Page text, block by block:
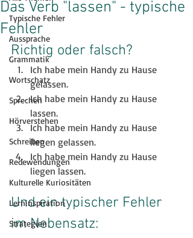
Typische Fehler
Aussprache
Grammatik
Wortschatz
Sprechen
Hörverstehen
Schreiben
Redewendungen
Kulturelle Kuriositäten
Lerninspiration
Strategien
Das Verb "lassen" - typische
Fehler
Richtig oder falsch?
Ich habe mein Handy zu Hause
gelassen.
Ich habe mein Handy zu Hause
lassen.
Ich habe mein Handy zu Hause
liegen gelassen.
Ich habe mein Handy zu Hause
liegen lassen.
Und ein typischer Fehler
im Nebensatz: